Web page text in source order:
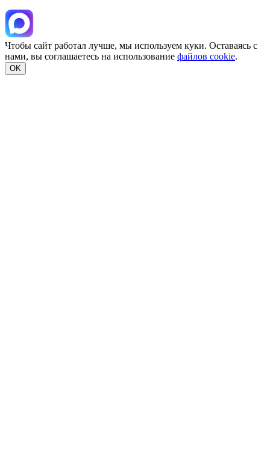
Чтобы сайт работал лучше, мы используем куки. Оставаясь с
нами, вы соглашаетесь на использование файлов cookie.
OK